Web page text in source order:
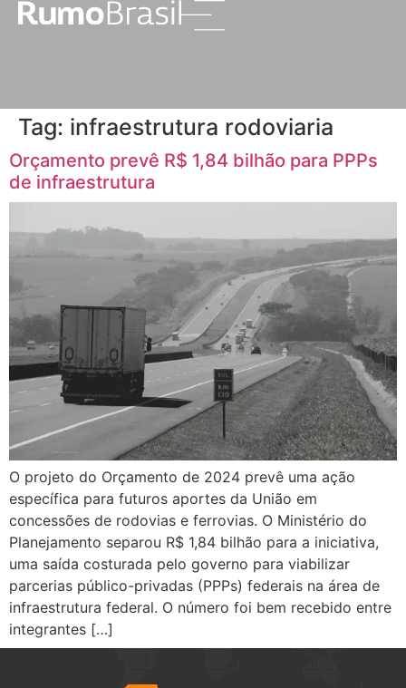
Tag: infraestrutura rodoviaria
Orçamento prevê R$ 1,84 bilhão para PPPs
de infraestrutura
O projeto do Orçamento de 2024 prevê uma ação
específica para futuros aportes da União em
concessões de rodovias e ferrovias. O Ministério do
Planejamento separou R$ 1,84 bilhão para a iniciativa,
uma saída costurada pelo governo para viabilizar
parcerias público-privadas (PPPs) federais na área de
infraestrutura federal. O número foi bem recebido entre
integrantes […]